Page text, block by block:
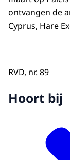
ontvangen de
Cyprus, Hare
RVD, nr. 89
Hoort bij